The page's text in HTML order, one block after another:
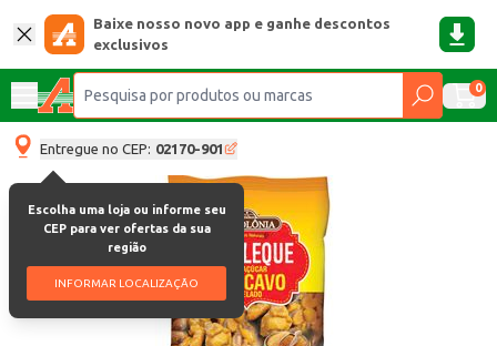
Baixe nosso novo app e ganhe descontos
exclusivos
0
Entregue no CEP: 02170-901
Escolha uma loja ou informe seu
CEP para ver ofertas da sua
região
INFORMAR LOCALIZAÇÃO